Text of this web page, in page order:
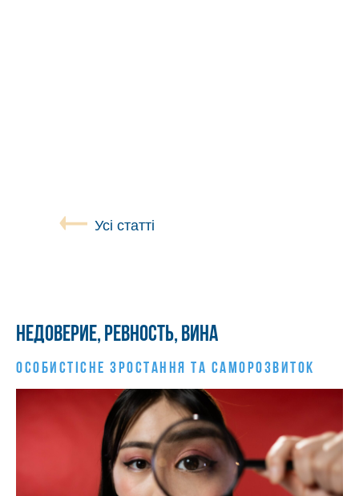
Усі статті
Недоверие, ревность, вина
ОСОБИСТIСНЕ ЗРОСТАННЯ ТА САМОРОЗВИТОК